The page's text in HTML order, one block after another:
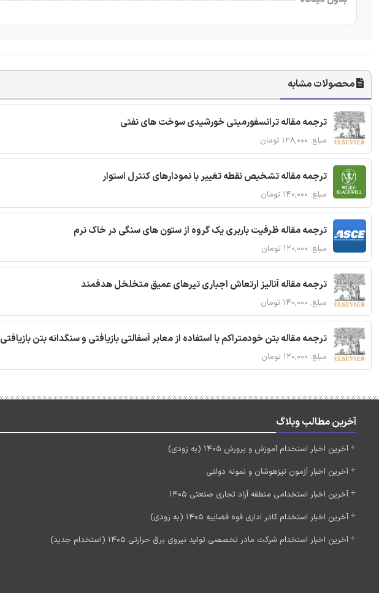
محصولات مشابه
ترجمه مقاله ترانسفورمیتی خورشیدی سوخت های نفتی
مبلغ: ۱۲۸,۰۰۰ تومان
ترجمه مقاله تشخیص نقطه تغییر با نمودارهای کنترل استوار
مبلغ: ۱۴۰,۰۰۰ تومان
ترجمه مقاله ظرفیت باربری یک گروه از ستون های سنگی در خاک نرم
مبلغ: ۱۲۰,۰۰۰ تومان
ترجمه مقاله آنالیز ارتعاش اجباری تیرهای عمیق متخلخل هدفمند
مبلغ: ۱۴۰,۰۰۰ تومان
ترجمه مقاله بتن خودمتراکم با استفاده از معابر آسفالتی بازیافتی و سنگدانه بتن بازیافتی
مبلغ: ۱۲۰,۰۰۰ تومان
آخرین مطالب وبلاگ
آخرین اخبار استخدام آموزش و پرورش 1405 (به زودی)
آخرین اخبار آزمون تیزهوشان و نمونه دولتی
آخرین اخبار استخدامی منطقه آزاد تجاری صنعتی 1405
آخرین اخبار استخدام کادر اداری قوه قضاییه 1405 (به زودی)
آخرین اخبار استخدام شرکت مادر تخصصی تولید نیروی برق حرارتی 1405 (استخدام جدید)